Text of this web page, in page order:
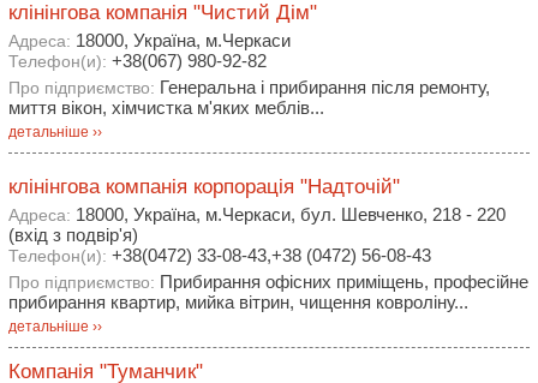
клінінгова компанія "Чистий Дім"
Адреса: 18000, Україна, м.Черкаси
Телефон(и): +38(067) 980-92-82
Про підприємство: Генеральна і прибирання після ремонту,
миття вікон, хімчистка м'яких меблів...
детальніше ››
клінінгова компанія корпорація "Надточій"
Адреса: 18000, Україна, м.Черкаси, бул. Шевченко, 218 - 220
(вхід з подвір'я)
Телефон(и): +38(0472) 33-08-43,+38 (0472) 56-08-43
Про підприємство: Прибирання офісних приміщень, професійне
прибирання квартир, мийка вітрин, чищення ковроліну...
детальніше ››
Компанія "Туманчик"